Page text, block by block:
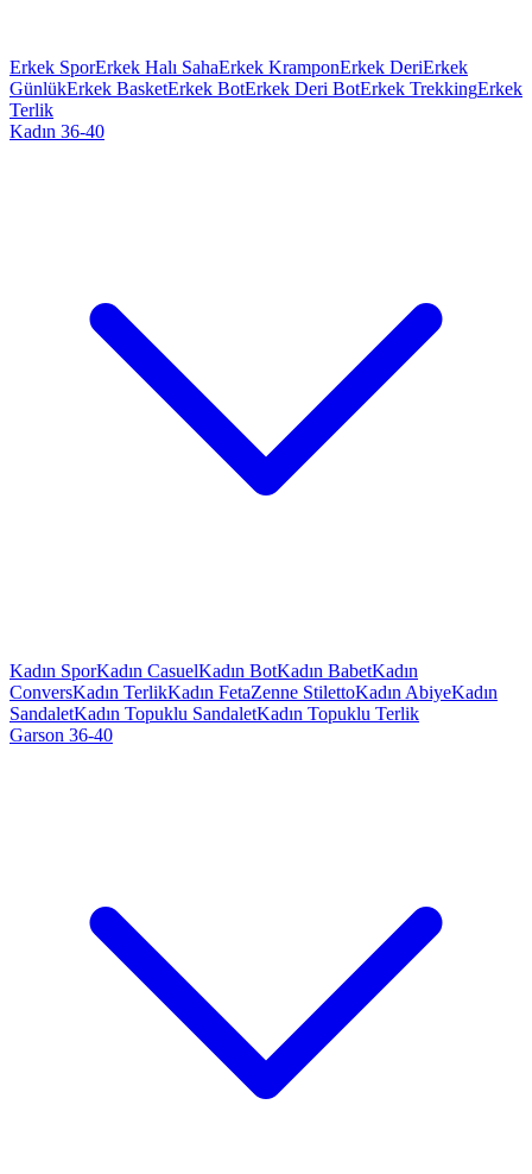
Erkek SporErkek Halı SahaErkek KramponErkek DeriErkek
GünlükErkek BasketErkek BotErkek Deri BotErkek TrekkingErkek
Terlik
Kadın 36-40
Kadın SporKadın CasuelKadın BotKadın BabetKadın
ConversKadın TerlikKadın FetaZenne StilettoKadın AbiyeKadın
SandaletKadın Topuklu SandaletKadın Topuklu Terlik
Garson 36-40